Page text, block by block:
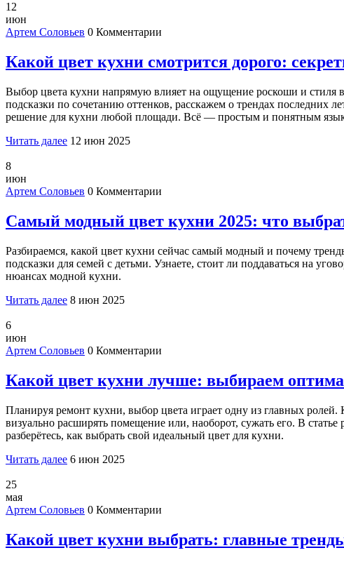
12
июн
Артем Соловьев 0 Комментарии
Какой цвет кухни смотрится дорого:
Выбор цвета кухни напрямую влияет на ощущение роскоши и стиля
подсказки по сочетанию оттенков, расскажем о трендах последних
решение для кухни любой площади. Всё — простым и понятным
Читать далее 12 июн 2025
8
июн
Артем Соловьев 0 Комментарии
Самый модный цвет кухни 2025: что
Разбираемся, какой цвет кухни сейчас самый модный и почему
подсказки для семей с детьми. Узнаете, стоит ли поддаваться на
нюансах модной кухни.
Читать далее 8 июн 2025
6
июн
Артем Соловьев 0 Комментарии
Какой цвет кухни лучше: выбираем
Планируя ремонт кухни, выбор цвета играет одну из главных ролей.
визуально расширять помещение или, наоборот, сужать его. В
разберётесь, как выбрать свой идеальный цвет для кухни.
Читать далее 6 июн 2025
25
мая
Артем Соловьев 0 Комментарии
Какой цвет кухни выбрать: главные